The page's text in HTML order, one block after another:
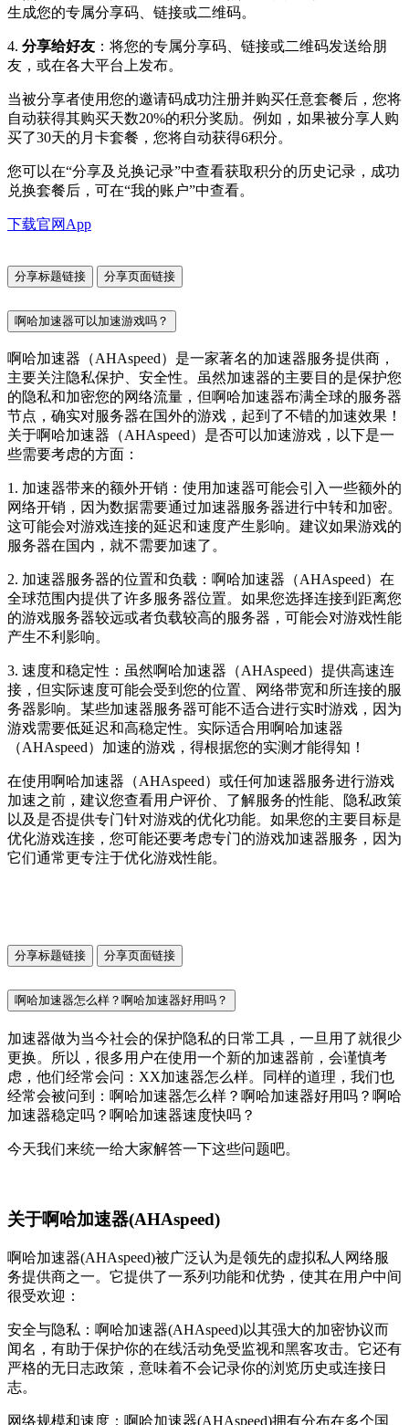
生成您的专属分享码、链接或二维码。
4. 分享给好友 ：将您的专属分享码、链接或二维码发送给朋
友，或在各大平台上发布。
当被分享者使用您的邀请码成功注册并购买任意套餐后，您将
自动获得其购买天数20%的积分奖励。例如，如果被分享人购
买了30天的月卡套餐，您将自动获得6积分。
您可以在“分享及兑换记录”中查看获取积分的历史记录，成功
兑换套餐后，可在“我的账户”中查看。
下载官网App
分享标题链接 分享页面链接
啊哈加速器可以加速游戏吗？
啊哈加速器（AHAspeed）是一家著名的加速器服务提供商，
主要关注隐私保护、安全性。虽然加速器的主要目的是保护您
的隐私和加密您的网络流量，但啊哈加速器布满全球的服务器
节点，确实对服务器在国外的游戏，起到了不错的加速效果！
关于啊哈加速器（AHAspeed）是否可以加速游戏，以下是一
些需要考虑的方面：
1. 加速器带来的额外开销：使用加速器可能会引入一些额外的
网络开销，因为数据需要通过加速器服务器进行中转和加密。
这可能会对游戏连接的延迟和速度产生影响。建议如果游戏的
服务器在国内，就不需要加速了。
2. 加速器服务器的位置和负载：啊哈加速器（AHAspeed）在
全球范围内提供了许多服务器位置。如果您选择连接到距离您
的游戏服务器较远或者负载较高的服务器，可能会对游戏性能
产生不利影响。
3. 速度和稳定性：虽然啊哈加速器（AHAspeed）提供高速连
接，但实际速度可能会受到您的位置、网络带宽和所连接的服
务器影响。某些加速器服务器可能不适合进行实时游戏，因为
游戏需要低延迟和高稳定性。实际适合用啊哈加速器
（AHAspeed）加速的游戏，得根据您的实测才能得知！
在使用啊哈加速器（AHAspeed）或任何加速器服务进行游戏
加速之前，建议您查看用户评价、了解服务的性能、隐私政策
以及是否提供专门针对游戏的优化功能。如果您的主要目标是
优化游戏连接，您可能还要考虑专门的游戏加速器服务，因为
它们通常更专注于优化游戏性能。
分享标题链接 分享页面链接
啊哈加速器怎么样？啊哈加速器好用吗？
加速器做为当今社会的保护隐私的日常工具，一旦用了就很少
更换。所以，很多用户在使用一个新的加速器前，会谨慎考
虑，他们经常会问：XX加速器怎么样。同样的道理，我们也
经常会被问到：啊哈加速器怎么样？啊哈加速器好用吗？啊哈
加速器稳定吗？啊哈加速器速度快吗？
今天我们来统一给大家解答一下这些问题吧。
关于啊哈加速器(AHAspeed)
啊哈加速器(AHAspeed)被广泛认为是领先的虚拟私人网络服
务提供商之一。它提供了一系列功能和优势，使其在用户中间
很受欢迎：
安全与隐私：啊哈加速器(AHAspeed)以其强大的加密协议而
闻名，有助于保护你的在线活动免受监视和黑客攻击。它还有
严格的无日志政策，意味着不会记录你的浏览历史或连接日
志。
网络规模和速度：啊哈加速器(AHAspeed)拥有分布在多个国